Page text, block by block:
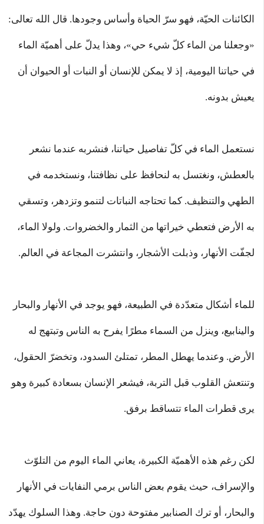
الكائنات الحيّة، فهو سرّ الحياة وأساس وجودها. قال الله تعالى:
«وجعلنا من الماء كلّ شيء حي»، وهذا يدلّ على أهميّة الماء
في حياتنا اليومية، إذ لا يمكن للإنسان أو النبات أو الحيوان أن
يعيش بدونه.
نستعمل الماء في كلّ تفاصيل حياتنا، فنشربه عندما نشعر
بالعطش، ونغتسل به لنحافظ على نظافتنا، ونستخدمه في
الطهي والتنظيف. كما تحتاجه النباتات لتنمو وتزدهر، وتسقي
به الأرض فتعطي خيراتها من الثمار والخضروات. ولولا الماء،
لجفّت الأنهار، وذبلت الأشجار، وانتشرت المجاعة في العالم.
للماء أشكال متعدّدة في الطبيعة، فهو يوجد في الأنهار والبحار
والينابيع، وينزل من السماء مطرًا يفرح به الناس وتبتهج له
الأرض. وعندما يهطل المطر، تمتلئ السدود، وتخضرّ الحقول،
وتنتعش القلوب قبل التربة، فيشعر الإنسان بسعادة كبيرة وهو
يرى قطرات الماء تتساقط برفق.
لكن رغم هذه الأهميّة الكبيرة، يعاني الماء اليوم من التلوّث
والإسراف، حيث يقوم بعض الناس برمي النفايات في الأنهار
والبحار، أو ترك الصنابير مفتوحة دون حاجة. وهذا السلوك يهدّد